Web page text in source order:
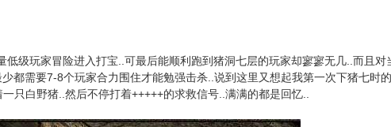
低级玩家冒险进入打宝..可最后能顺利跑到猪洞七层的玩家却寥寥无几..而且对
都需要7-8个玩家合力围住才能勉强击杀..说到这里又想起我第一次下猪七时的
只白野猪..然后不停打着+++++的求救信号..满满的都是回忆..